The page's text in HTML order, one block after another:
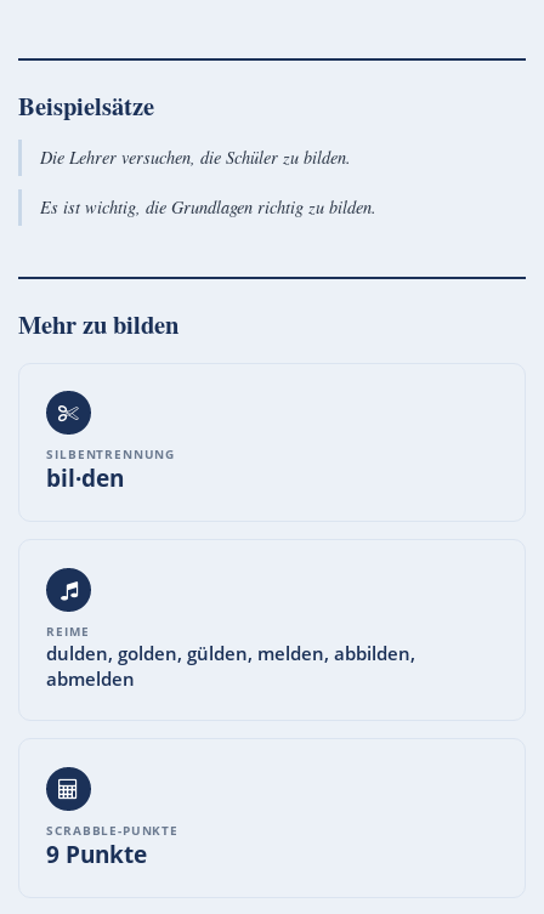
Beispielsätze
Die Lehrer versuchen, die Schüler zu bilden.
Es ist wichtig, die Grundlagen richtig zu bilden.
Mehr zubilden
SILBENTRENNUNG
bil·den
REIME
dulden, golden, gülden, melden, abbilden,
abmelden
SCRABBLE-PUNKTE
9 Punkte